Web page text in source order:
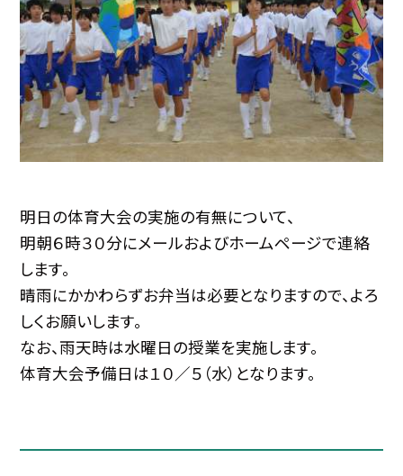
明日の体育大会の実施の有無について、
明朝６時３０分にメールおよびホームページで連絡
します。
晴雨にかかわらずお弁当は必要となりますので、よろ
しくお願いします。
なお、雨天時は水曜日の授業を実施します。
体育大会予備日は１０／５（水）となります。